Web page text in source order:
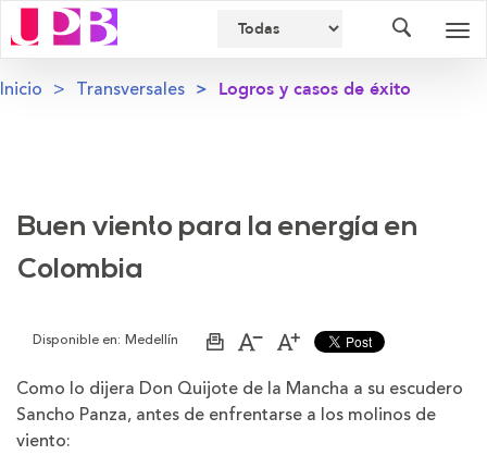
Inicio Transversales Logros y casos de éxito
Buen viento para la energía en
Colombia
Disponible en: Medellín
ImprimirAumentar
de
la
Disminuir
de
la
Como lo dijera Don Quijote de la Mancha a su escudero
Sancho Panza, antes de enfrentarse a los molinos de
viento: